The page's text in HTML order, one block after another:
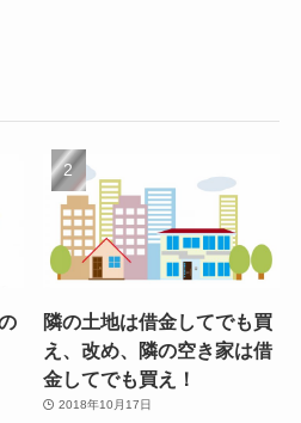
隣の土地は借金してでも買
え、改め、隣の空き家は借
金してでも買え！
2018年10月17日